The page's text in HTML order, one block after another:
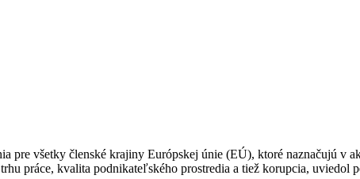
pre všetky členské krajiny Európskej únie (EÚ), ktoré naznačujú v
práce, kvalita podnikateľského prostredia a tiež korupcia, uviedol